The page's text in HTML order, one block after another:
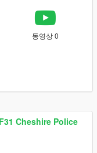
동영상 0
Cheshire Police